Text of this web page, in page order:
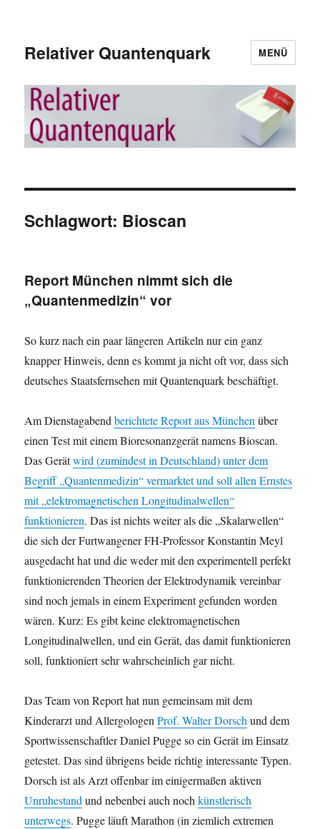
Relativer Quantenquark MENÜ
Schlagwort: Bioscan
Report München nimmt sich die
„Quantenmedizin“ vor
So kurz nach ein paar längeren Artikeln nur ein ganz
knapper Hinweis, denn es kommt ja nicht oft vor, dass sich
deutsches Staatsfernsehen mit Quantenquark beschäftigt.
Am Dienstagabendberichtete Report aus Münchenüber
einen Test mit einem Bioresonanzgerät namens Bioscan.
Das Gerätwird (zumindest in Deutschland) unter dem
Begriff „Quantenmedizin“ vermarktet und soll allen Ernstes
mit „elektromagnetischen Longitudinalwellen“
funktionieren. Das ist nichts weiter als die „Skalarwellen“
die sich der Furtwangener FH-Professor Konstantin Meyl
ausgedacht hat und die weder mit den experimentell perfekt
funktionierenden Theorien der Elektrodynamik vereinbar
sind noch jemals in einem Experiment gefunden worden
wären. Kurz: Es gibt keine elektromagnetischen
Longitudinalwellen, und ein Gerät, das damit funktionieren
soll, funktioniert sehr wahrscheinlich gar nicht.
Das Team von Report hat nun gemeinsam mit dem
Kinderarzt und AllergologenProf. Walter Dorschund dem
Sportwissenschaftler Daniel Pugge so ein Gerät im Einsatz
getestet. Das sind übrigens beide richtig interessante Typen.
Dorsch ist als Arzt offenbar im einigermaßen aktiven
Unruhestandund nebenbei auch nochkünstlerisch
unterwegs. Pugge läuft Marathon (in ziemlich extremen